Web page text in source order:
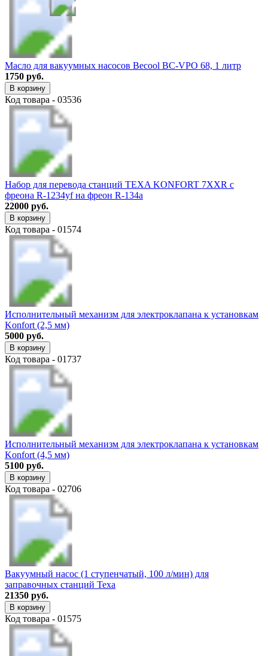
Масло для вакуумных насосов Becool BC-VPO 68, 1 литр
1750 руб.
В корзину
Код товара - 03536
Набор для перевода станций TEXA KONFORT 7ХХR с
фреона R-1234yf на фреон R-134a
22000 руб.
В корзину
Код товара - 01574
Исполнительный механизм для электроклапана к установкам
Konfort (2,5 мм)
5000 руб.
В корзину
Код товара - 01737
Исполнительный механизм для электроклапана к установкам
Konfort (4,5 мм)
5100 руб.
В корзину
Код товара - 02706
Вакуумный насос (1 ступенчатый, 100 л/мин) для
заправочных станций Texa
21350 руб.
В корзину
Код товара - 01575